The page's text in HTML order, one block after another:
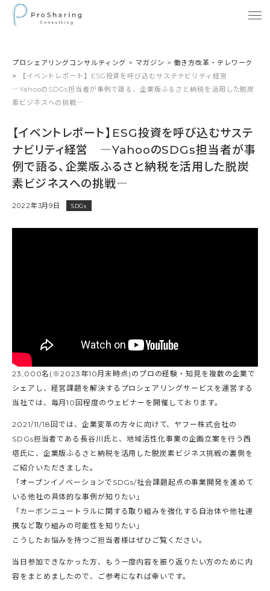
プロシェアリングコンサルティング > マガジン >働き方改革・テレワーク
>
【イベントレポート】ESG投資を呼び込むサステナビリティ経営
―YahooのSDGs担当者が事例で語る、企業版ふるさと納税を活用した脱炭
素ビジネスへの挑戦―
【イベントレポート】ESG投資を呼び込むサステ
ナビリティ経営 ―YahooのSDGs担当者が事
例で語る、企業版ふるさと納税を活用した脱炭
素ビジネスへの挑戦―
2022年3月9日 SDGs
23,000名(※2023年10月末時点)のプロの経験・知見を複数の企業で
シェアし、経営課題を解決するプロシェアリングサービスを運営する
当社では、毎月10回程度のウェビナーを開催しております。
2021/11/18回では、企業変革の方々に向けて、ヤフー株式会社の
SDGs担当者である長谷川氏と、地域活性化事業の企画立案を行う西
塔氏に、企業版ふるさと納税を活用した脱炭素ビジネス挑戦の裏側を
ご紹介いただきました。
「オープンイノベーションでSDGs/社会課題起点の事業開発を進めて
いる他社の具体的な事例が知りたい」
「カーボンニュートラルに関する取り組みを強化する自治体や他社連
携など取り組みの可能性を知りたい」
こうしたお悩みを持つご担当者様はぜひご覧ください。
当日参加できなかった方、もう一度内容を振り返りたい方のために内
容をまとめましたので、ご参考になれば幸いです。